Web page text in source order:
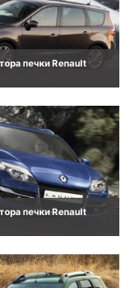
печки Renault
печки Renault